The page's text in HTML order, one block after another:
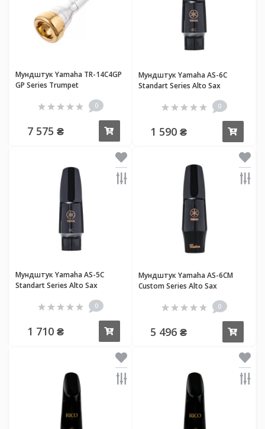
Мундштук Yamaha TR-14C4GP
GP Series Trumpet
0
7 575 ₴
Мундштук Yamaha AS-6C
Standart Series Alto Sax
0
1 590 ₴
Мундштук Yamaha AS-5C
Standart Series Alto Sax
0
1 710 ₴
Мундштук Yamaha AS-6CM
Custom Series Alto Sax
0
5 496 ₴